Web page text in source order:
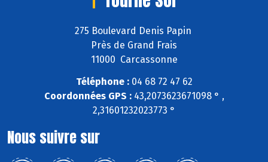
275 Boulevard Denis Papin
Près de Grand Frais
11000 Carcassonne
Téléphone :04 68 72 47 62
Coordonnées GPS :43,2073623671098 ° ,
2,31601232023773 °
Nous suivre sur